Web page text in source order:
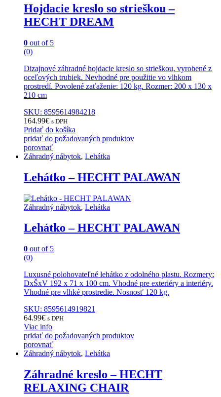
Hojdacie kreslo so strieškou –
HECHT DREAM
0 out of 5
(0)
Dizajnové záhradné hojdacie kreslo so strieškou, vyrobené z
oceľových trubiek. Nevhodné pre použitie vo vlhkom
prostredí. Povolené zaťaženie: 120 kg. Rozmer: 200 x 130 x
210 cm
SKU: 8595614984218
164.99€ s DPH
Pridať do košíka
pridať do požadovaných produktov
porovnať
Záhradný nábytok, Lehátka
Lehátko – HECHT PALAWAN
Záhradný nábytok, Lehátka
Lehátko – HECHT PALAWAN
0 out of 5
(0)
Luxusné polohovateľné lehátko z odolného plastu. Rozmery:
DxŠxV 192 x 71 x 100 cm. Vhodné pre exteriéry a interiéry.
Vhodné pre vlhké prostredie. Nosnosť 120 kg.
SKU: 8595614919821
64.99€ s DPH
Viac info
pridať do požadovaných produktov
porovnať
Záhradný nábytok, Lehátka
Záhradné kreslo – HECHT
RELAXING CHAIR